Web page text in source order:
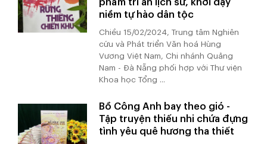
niềm tự hào dân tộc
Chiều 15/02/2024, Trung tâm Nghiên
cứu và Phát triển Văn hoá Hùng
Vương Việt Nam, Chi nhánh Quảng
Nam - Đà Nẵng phối hợp với Thư viện
Khoa học Tổng ...
Bồ Công Anh bay theo gió -
Tập truyện thiếu nhi chứa đựng
tình yêu quê hương tha thiết